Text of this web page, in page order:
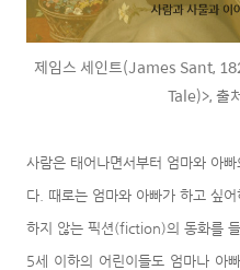
제임스 세인트(James Sant,
Tale)>, 출
사람은 태어나면서부터 엄마와 아
다. 때로는 엄마와 아빠가 하고 싶
하지 않는 픽션(fiction)의 동화를
5세 이하의 어린이들도 엄마나 아